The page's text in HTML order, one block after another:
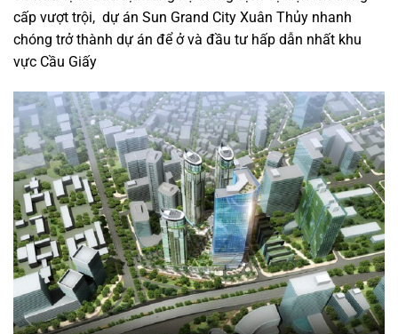
cấp vượt trội, dự án Sun Grand City Xuân Thủy nhanh
chóng trở thành dự án để ở và đầu tư hấp dẫn nhất khu
vực Cầu Giấy